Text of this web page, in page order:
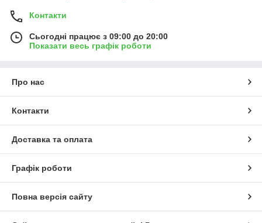
Контакти
Сьогодні працює з 09:00 до 20:00
Показати весь графік роботи
Про нас
Контакти
Доставка та оплата
Графік роботи
Повна версія сайту